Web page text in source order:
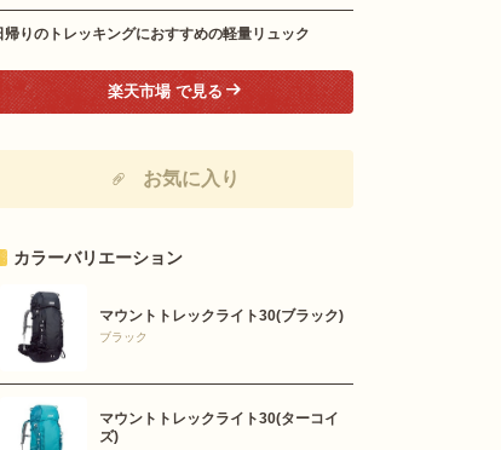
帰りのトレッキングにおすすめの軽量リュック
楽天市場 で見る
お気に入り
カラーバリエーション
マウントトレックライト30(ブラック)
ブラック
マウントトレックライト30(ターコイ
ズ)